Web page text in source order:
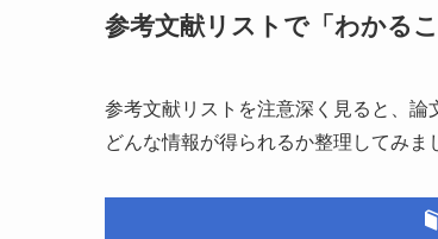
参考文献リストで「わかる
参考文献リストを注意深く見ると、
どんな情報が得られるか整理してみま